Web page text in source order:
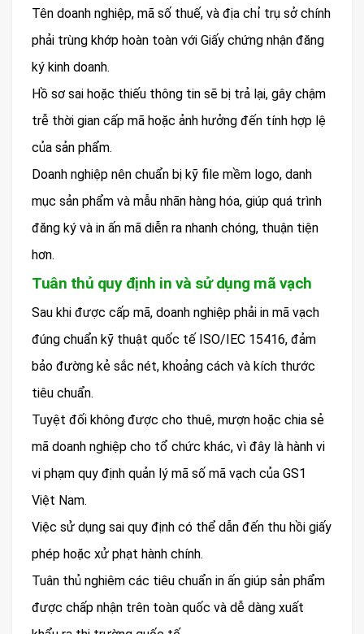
Tên doanh nghiệp, mã số thuế, và địa chỉ trụ sở chính
phải trùng khớp hoàn toàn với Giấy chứng nhận đăng
ký kinh doanh.
Hồ sơ sai hoặc thiếu thông tin sẽ bị trả lại, gây chậm
trễ thời gian cấp mã hoặc ảnh hưởng đến tính hợp lệ
của sản phẩm.
Doanh nghiệp nên chuẩn bị kỹ file mềm logo, danh
mục sản phẩm và mẫu nhãn hàng hóa, giúp quá trình
đăng ký và in ấn mã diễn ra nhanh chóng, thuận tiện
hơn.
Tuân thủ quy định in và sử dụng mã vạch
Sau khi được cấp mã, doanh nghiệp phải in mã vạch
đúng chuẩn kỹ thuật quốc tế ISO/IEC 15416, đảm
bảo đường kẻ sắc nét, khoảng cách và kích thước
tiêu chuẩn.
Tuyệt đối không được cho thuê, mượn hoặc chia sẻ
mã doanh nghiệp cho tổ chức khác, vì đây là hành vi
vi phạm quy định quản lý mã số mã vạch của GS1
Việt Nam.
Việc sử dụng sai quy định có thể dẫn đến thu hồi giấy
phép hoặc xử phạt hành chính.
Tuân thủ nghiêm các tiêu chuẩn in ấn giúp sản phẩm
được chấp nhận trên toàn quốc và dễ dàng xuất